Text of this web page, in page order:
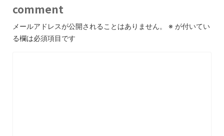
comment
メールアドレスが公開されることはありません。 ※ が付いてい
る欄は必須項目です